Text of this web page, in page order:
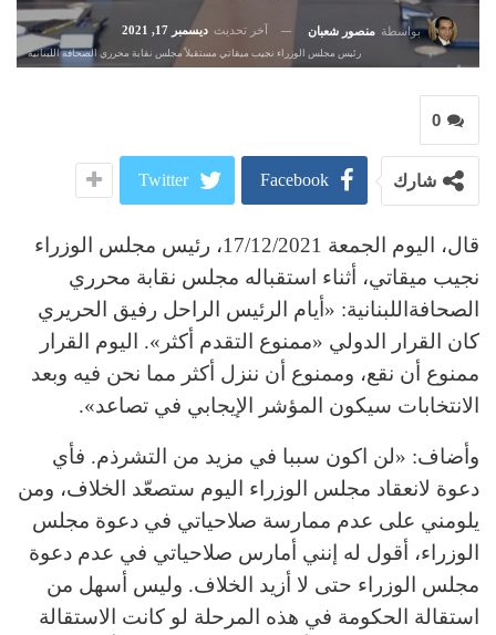
بواسطة منصور شعبان آخر تحديث ديسمبر 17, 2021
رئيس مجلس الوزراء نجيب ميقاتي مستقبلاً مجلس نقابة محرري الصحافة اللبنانية
0
شارك Facebook
Twitter
قال، اليوم الجمعة 17/12/2021، رئيس مجلس الوزراء
نجيب ميقاتي، أثناء استقباله مجلس نقابة محرري
الصحافةاللبنانية: «أيام الرئيس الراحل رفيق الحريري
كان القرار الدولي «ممنوع التقدم أكثر». اليوم القرار
ممنوع أن نقع، وممنوع أن ننزل أكثر مما نحن فيه وبعد
الانتخابات سيكون المؤشر الإيجابي في تصاعد».
وأضاف: «لن اكون سببا في مزيد من التشرذم. فأي
دعوة لانعقاد مجلس الوزراء اليوم ستصعّد الخلاف، ومن
يلومني على عدم ممارسة صلاحياتي في دعوة مجلس
الوزراء، أقول له إنني أمارس صلاحياتي في عدم دعوة
مجلس الوزراء حتى لا أزيد الخلاف. وليس أسهل من
استقالة الحكومة في هذه المرحلة لو كانت الاستقالة